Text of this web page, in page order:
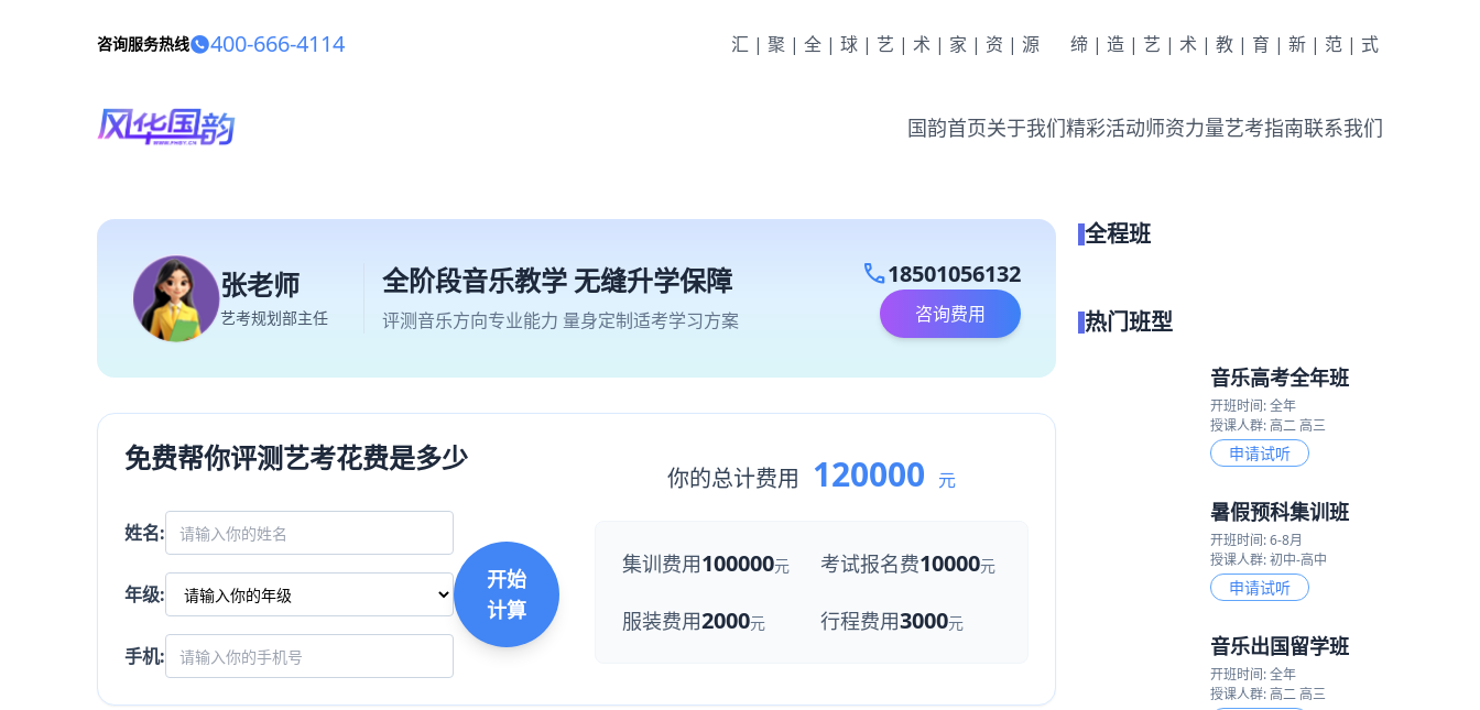
咨询服务热线 400-666-4114 汇|聚|全|球|艺|术|家|资|源 缔|造|艺|术|教|育|新|范|式
国韵首页关于我们精彩活动师资力量艺考指南联系我们
张老师
艺考规划部主任
全阶段音乐教学 无缝升学保障
评测音乐方向专业能力 量身定制适考学习方案
call18501056132
咨询费用
免费帮你评测艺考花费是多少
姓名:
年级:
手机:
开始
计算
你的总计费用 120000 元
集训费用100000元 考试报名费10000元
服装费用2000元 行程费用3000元
全程班
热门班型
音乐高考全年班
开班时间: 全年
授课人群: 高二 高三
申请试听
暑假预科集训班
开班时间: 6-8月
授课人群: 初中-高中
申请试听
音乐出国留学班
开班时间: 全年
授课人群: 高二 高三